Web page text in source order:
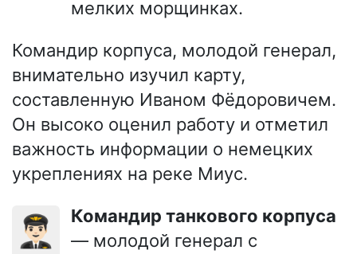
мелких морщинках.
Командир корпуса, молодой генерал,
внимательно изучил карту,
составленную Иваном Фёдоровичем.
Он высоко оценил работу и отметил
важность информации о немецких
укреплениях на реке Миус.
👨🏻‍✈️
Командир танкового корпуса
— молодой генерал с